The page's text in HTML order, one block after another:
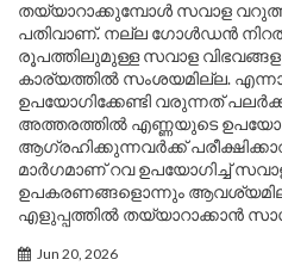
തയ്യാറാക്കുമ്പോൾ സവാള
പതിവാണ്. നല്ല ഗോൾഡൻ
രൂപത്തിലുമുള്ള സവാള
കാര്യത്തിൽ സംശയമില്ല.
ഉപയോഗിക്കേണ്ടി വരുന്നത്
അത്തരത്തിൽ എണ്ണയുടെ
ആഗ്രഹിക്കുന്നവർക്ക്
മാർഗമാണ് റവ ഉപയോഗിച്ച്
ഉപകരണങ്ങളൊന്നും
എളുപ്പത്തിൽ തയ്യാറാക്കാൻ
Jun 20, 2026